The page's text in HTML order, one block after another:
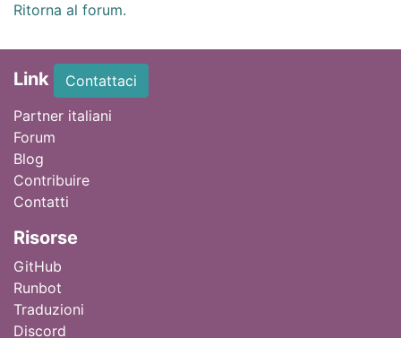
Ritorna al forum.
Link
Contattaci
Partner italiani
Forum
Blog
Contribuire
Contatti
Risorse
GitHub
Runbot
Traduzioni
Discord